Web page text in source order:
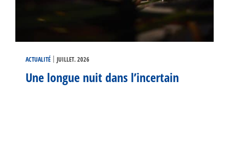
ACTUALITÉ | JUILLET. 2026
Une longue nuit dans l’incertain